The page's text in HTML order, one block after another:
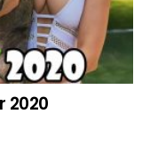
2020